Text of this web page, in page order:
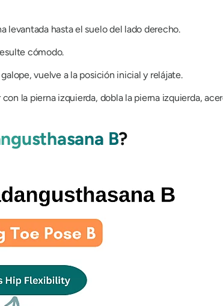
levantada hasta el suelo del lado derecho.
cómodo.
vuelve a la posición inicial y relájate.
la pierna izquierda, dobla la pierna izquierda,
B?